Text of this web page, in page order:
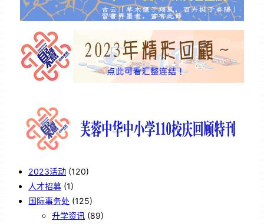
2023活动 (120)
人才招募 (1)
国际事务处 (125)
升学资讯 (89)